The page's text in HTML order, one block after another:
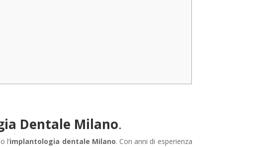
Dentale Milano.
l’implantologia dentale Milano. Con anni di esperienza